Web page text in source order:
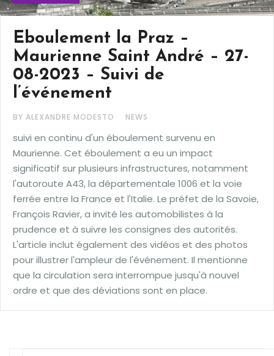
Eboulement la Praz –
Maurienne Saint André – 27-
08-2023 – Suivi de
l’événement
BY ALEXANDRE MODESTO NEWS
suivi en continu d'un éboulement survenu en
Maurienne. Cet éboulement a eu un impact
significatif sur plusieurs infrastructures, notamment
l'autoroute A43, la départementale 1006 et la voie
ferrée entre la France et l'Italie. Le préfet de la Savoie,
François Ravier, a invité les automobilistes à la
prudence et à suivre les consignes des autorités.
L'article inclut également des vidéos et des photos
pour illustrer l'ampleur de l'événement. Il mentionne
que la circulation sera interrompue jusqu'à nouvel
ordre et que des déviations sont en place.